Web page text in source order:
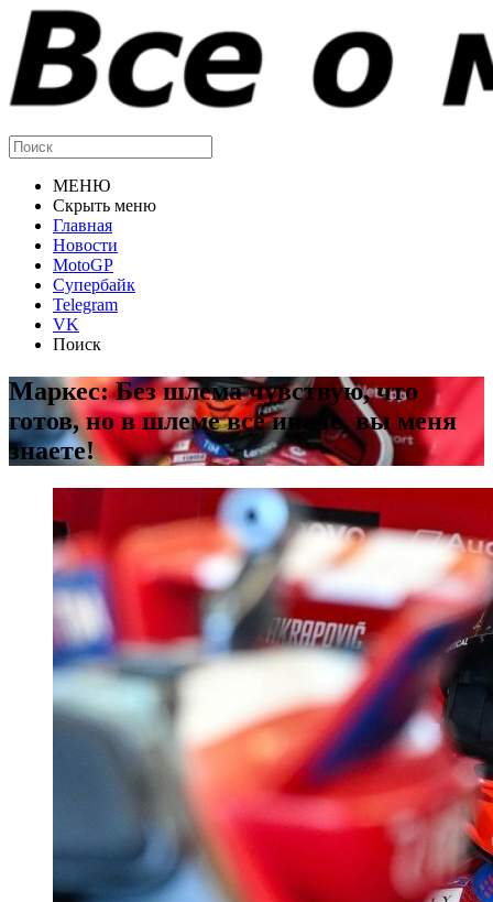
МЕНЮ
Скрыть меню
Главная
Новости
MotoGP
Супербайк
Telegram
VK
Поиск
Маркес: Без шлема чувствую, что
готов, но в шлеме всё иначе, вы меня
знаете!